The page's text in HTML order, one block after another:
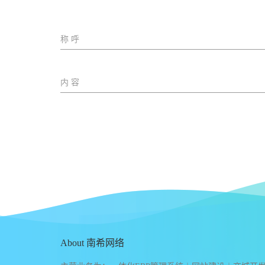
About 南希网络